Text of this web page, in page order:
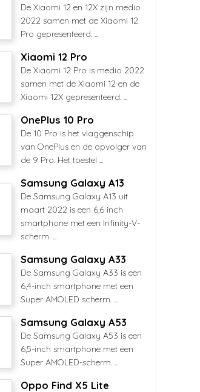
De Xiaomi 12 en 12X zijn medio
2022 samen met de Xiaomi 12
Pro gepresenteerd. ...
Xiaomi 12 Pro
De Xiaomi 12 Pro is medio 2022
samen met de Xiaomi 12 en de
Xiaomi 12X gepresenteerd. ...
OnePlus 10 Pro
De 10 Pro is het vlaggenschip
van OnePlus en de opvolger van
de 9 Pro. Het toestel ...
Samsung Galaxy A13
De Samsung Galaxy A13 uit
maart 2022 is een 6,6 inch
smartphone met een Infinity-V-
scherm. ...
Samsung Galaxy A33
De Samsung Galaxy A33 is een
6,4-inch smartphone met een
Super AMOLED scherm. ...
Samsung Galaxy A53
De Samsung Galaxy A53 is een
6,5-inch smartphone met een
Super AMOLED-scherm. ...
Oppo Find X5 Lite